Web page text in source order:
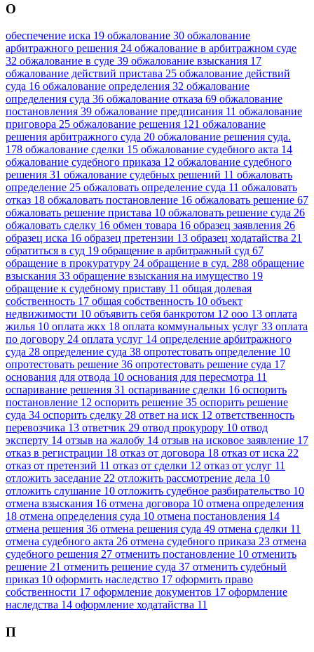
О
обеспечение иска 19 обжалование 30 обжалование
арбитражного решения 24 обжалование в арбитражном суде
32 обжалование в суде 39 обжалование взыскания 17
обжалование действий пристава 25 обжалование действий
суда 16 обжалование определения 32 обжалование
определения суда 36 обжалование отказа 69 обжалование
постановления 39 обжалование предписания 11 обжалование
приговора 25 обжалование решения 121 обжалование
решения арбитражного суда 20 обжалование решения суда.
178 обжалование сделки 15 обжалование судебного акта 14
обжалование судебного приказа 12 обжалование судебного
решения 31 обжалование судебных решений 11 обжаловать
определение 25 обжаловать определение суда 11 обжаловать
отказ 18 обжаловать постановление 16 обжаловать решение 67
обжаловать решение пристава 10 обжаловать решение суда 26
обжаловать сделку 16 обмен товара 16 образец заявления 26
образец иска 16 образец претензии 13 образец ходатайства 21
обратиться в суд 19 обращение в арбитражный суд 67
обращение в прокуратуру 24 обращение в суд. 288 обращение
взыскания 33 обращение взыскания на имущество 19
обращение к судебному приставу 11 общая долевая
собственность 17 общая собственность 10 объект
недвижимости 10 объявить себя банкротом 12 ооо 13 оплата
жилья 10 оплата жкх 18 оплата коммунальных услуг 33 оплата
по договору 24 оплата услуг 14 определение арбитражного
суда 28 определение суда 38 опротестовать определение 10
опротестовать решение 36 опротестовать решение суда 17
основания для отвода 10 основания для пересмотра 11
оспаривание решения 31 оспаривание сделки 16 оспорить
постановление 12 оспорить решение 35 оспорить решение
суда 34 оспорить сделку 28 ответ на иск 12 ответственность
перевозчика 13 ответчик 29 отвод прокурору 10 отвод
эксперту 14 отзыв на жалобу 14 отзыв на исковое заявление 17
отказ в регистрации 18 отказ от договора 18 отказ от иска 22
отказ от претензий 11 отказ от сделки 12 отказ от услуг 11
отложить заседание 22 отложить рассмотрение дела 10
отложить слушание 10 отложить судебное разбирательство 10
отмена взыскания 16 отмена договора 10 отмена определения
18 отмена определения суда 10 отмена постановления 14
отмена решения 36 отмена решения суда 49 отмена сделки 11
отмена судебного акта 26 отмена судебного приказа 23 отмена
судебного решения 27 отменить постановление 10 отменить
решение 21 отменить решение суда 37 отменить судебный
приказ 10 оформить наследство 17 оформить право
собственности 17 оформление документов 17 оформление
наследства 14 оформление ходатайства 11
П